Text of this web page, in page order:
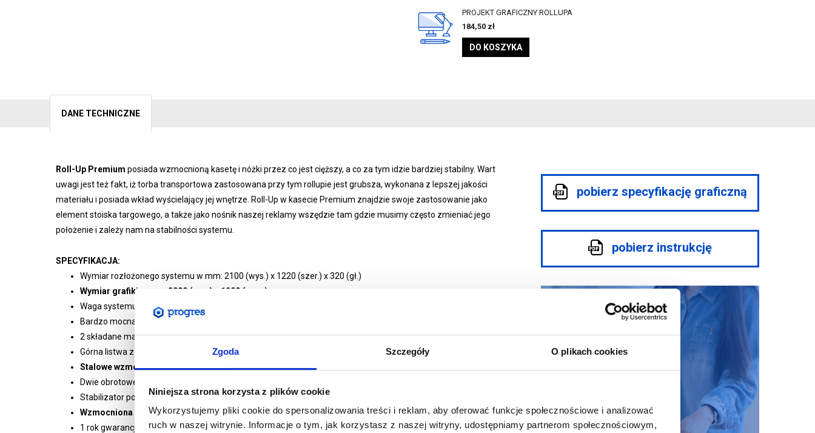
Zgoda Szczegóły O plikach cookies
Niniejsza strona korzysta z plików cookie
Wykorzystujemy pliki cookie do spersonalizowania treści i reklam, aby oferować funkcje społecznościowe i analizować
ruch w naszej witrynie. Informacje o tym, jak korzystasz z naszej witryny, udostępniamy partnerom społecznościowym,
PROJEKT GRAFICZNY ROLLUPA
184,50 zł
DO KOSZYKA
DANE TECHNICZNE
Roll-Up Premium posiada wzmocnioną kasetę i nóżki przez co jest cięższy, a co za tym idzie bardziej stabilny. Wart
uwagi jest też fakt, iż torba transportowa zastosowana przy tym rollupie jest grubsza, wykonana z lepszej jakości
materiału i posiada wkład wyścielający jej wnętrze. Roll-Up w kasecie Premium znajdzie swoje zastosowanie jako
element stoiska targowego, a także jako nośnik naszej reklamy wszędzie tam gdzie musimy często zmieniać jego
położenie i zależy nam na stabilności systemu.
SPECYFIKACJA:
Wymiar rozłożonego systemu w mm: 2100 (wys.) x 1220 (szer.) x 320 (gł.)
Wymiar grafiki w mm: 2000 (wys.) x 1200 (szer.)
Waga systemu wraz z grafiką: 4,2 kg
Bardzo mocna aluminiowa konstrukcja poddana anodowaniu
2 składane maszty 3-segmentowe
Górna listwa zatrzaskowa
Stalowe wzmocnienie kasety
Dwie obrotowe stopy stabilizujące
Stabilizator pozycji masztu
Wzmocniona torba transportowa otwierana po dłuższym boku
1 rok gwarancji
pobierz specyfikację graficzną
pobierz instrukcję